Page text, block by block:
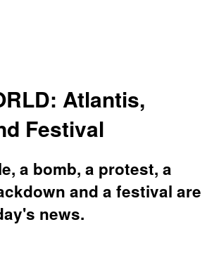
Atlantis,
Festival
a bomb, a protest, a
and a festival are
news.